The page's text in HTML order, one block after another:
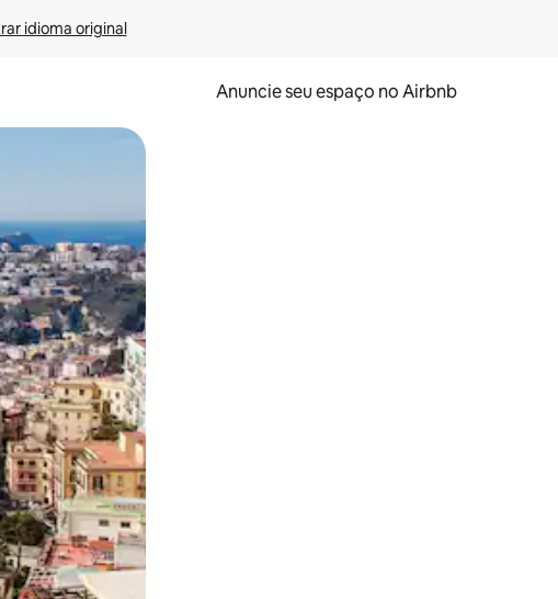
idioma original
Anuncie seu espaço no Airbnb
e deslizando o dedo na tela.